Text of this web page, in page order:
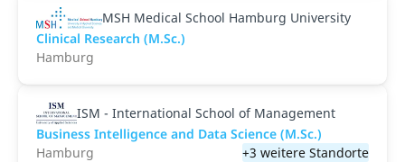
MSH Medical School Hamburg University
Clinical Research (M.Sc.)
Hamburg
ISM - International School of Management
Business Intelligence and Data Science (M.Sc.)
Hamburg
+3 weitere Standorte